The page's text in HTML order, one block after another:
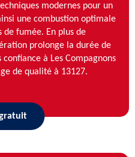
modernes pour un
une combustion optimale
de fumée. En plus de
prolonge la durée de
à Les Compagnons
de qualité à 13127.